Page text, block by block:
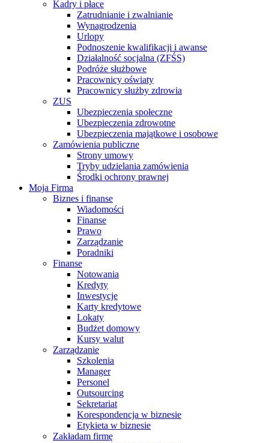
Kadry i płace
Zatrudnianie i zwalnianie
Wynagrodzenia
Urlopy
Podnoszenie kwalifikacji i awanse
Działalność socjalna (ZFŚS)
Podróże służbowe
Pracownicy oświaty
Pracownicy służby zdrowia
ZUS
Ubezpieczenia społeczne
Ubezpieczenia zdrowotne
Ubezpieczenia majątkowe i osobowe
Zamówienia publiczne
Strony umowy
Tryby udzielania zamówienia
Środki ochrony prawnej
Moja Firma
Biznes i finanse
Wiadomości
Finanse
Prawo
Zarządzanie
Poradniki
Finanse
Notowania
Kredyty
Inwestycje
Karty kredytowe
Lokaty
Budżet domowy
Kursy walut
Zarządzanie
Szkolenia
Manager
Personel
Outsourcing
Sekretariat
Korespondencja w biznesie
Etykieta w biznesie
Zakładam firmę